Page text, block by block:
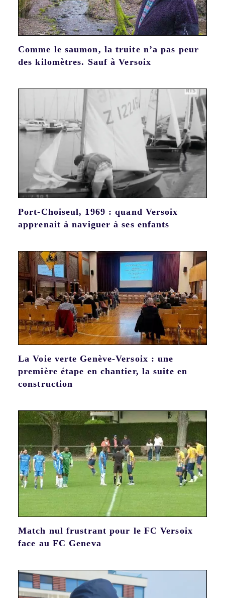
Comme le saumon, la truite n’a pas peur
des kilomètres. Sauf à Versoix
Port-Choiseul, 1969 : quand Versoix
apprenait à naviguer à ses enfants
La Voie verte Genève-Versoix : une
première étape en chantier, la suite en
construction
Match nul frustrant pour le FC Versoix
face au FC Geneva